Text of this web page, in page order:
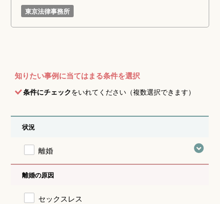
東京法律事務所
知りたい事例に当てはまる条件を選択
条件にチェックをいれてください（複数選択できます）
状況
離婚
離婚の原因
セックスレス